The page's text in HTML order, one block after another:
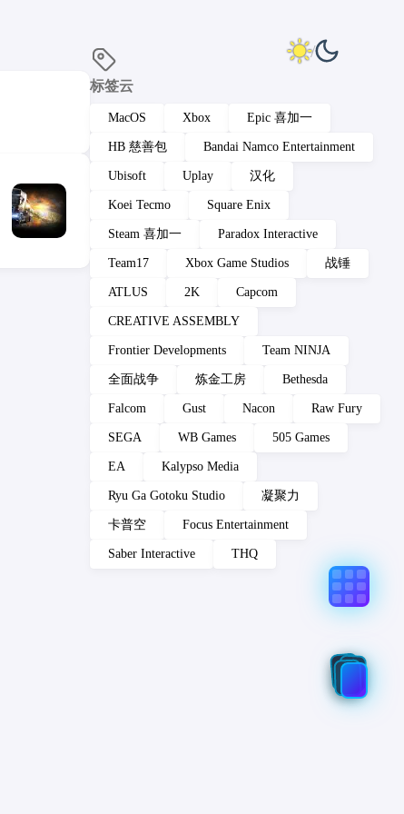
标签云
MacOS Xbox Epic 喜加一
HB 慈善包 Bandai Namco Entertainment
Ubisoft Uplay 汉化
Koei Tecmo Square Enix
Steam 喜加一 Paradox Interactive
Team17 Xbox Game Studios 战锤
ATLUS 2K Capcom
CREATIVE ASSEMBLY
Frontier Developments Team NINJA
全面战争 炼金工房 Bethesda
Falcom Gust Nacon Raw Fury
SEGA WB Games 505 Games
EA Kalypso Media
Ryu Ga Gotoku Studio 凝聚力
卡普空 Focus Entertainment
Saber Interactive THQ